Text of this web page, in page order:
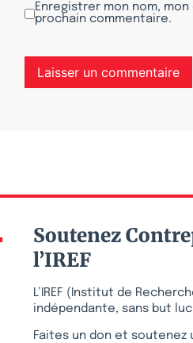
Enregistrer mon nom,
prochain commentaire.
Soutenez
l’IREF
L’IREF (Institut de
indépendante, sans but
Faites un don et soutenez